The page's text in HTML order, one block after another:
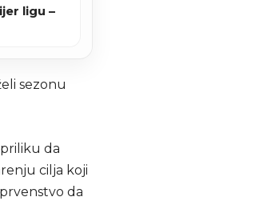
ligu –
sezonu
da
cilja koji
da